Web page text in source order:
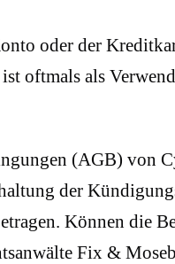
oder der
ist oftmals als
(AGB) von
der
Können die
Fix &